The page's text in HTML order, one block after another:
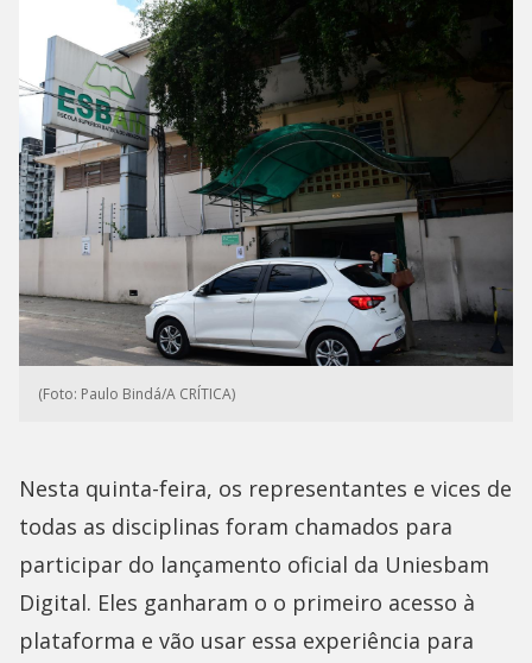
(Foto: Paulo Bindá/A CRÍTICA)
Nesta quinta-feira, os representantes e vices de
todas as disciplinas foram chamados para
participar do lançamento oficial da Uniesbam
Digital. Eles ganharam o o primeiro acesso à
plataforma e vão usar essa experiência para